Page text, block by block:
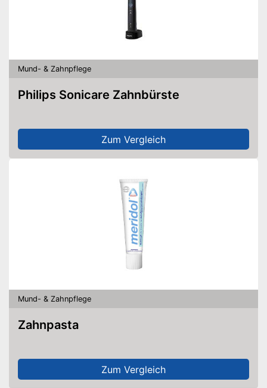
Mund- & Zahnpflege
Philips Sonicare Zahnbürste
Zum Vergleich
Mund- & Zahnpflege
Zahnpasta
Zum Vergleich